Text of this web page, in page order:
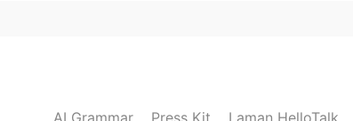
AI Grammar Press Kit Laman HelloTalk